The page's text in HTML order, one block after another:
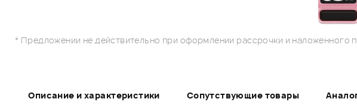
* Предложении не действительно при оформлении рассрочки и наложенного
Описание и характеристики Сопутствующие товары